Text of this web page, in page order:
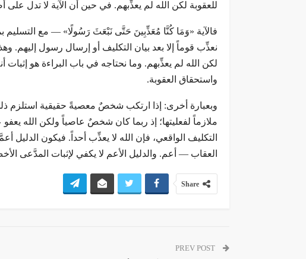
للعقوبة لكن الله لم يعذِّبهم. في حين أن الآية لا تدل على
فالآية «وَمَا كُنَّا مُعَذِّبِينَ حَتَّى نَبْعَثَ رَسُولًا» — مع التسليم
نعذِّب قوماً إلا بعد بيان التكليف أو إرسال رسول إليهم.
لكن الله لم يعذِّبهم. وما نحتاجه في باب البراءة هو إثبات
واستحقاق العقوبة.
وبعبارة أخرى: إذا ارتكب شخصٌ معصيةً حقيقية استلزم
ملازماً لفعليتها؛ إذ ربما كان شخصٌ عاصياً ولكن الله
التكليف الواقعي، فإن الله لا يعذِّب أحداً. فيكون
العقاب — أعم. والدليل الأعم لا يكفي لإثبات المدَّعى
Share
PREV POST